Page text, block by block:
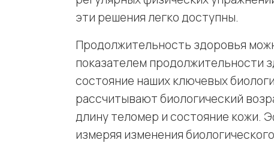
эти решения легко доступны.
Продолжительность здоровья
показателем продолжительности
состояние наших ключевых
рассчитывают биологический
длину теломер и состояние кожи.
измеряя изменения